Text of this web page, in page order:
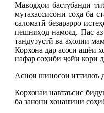
Маводҳои бастубанди
мутахассисони соҳа ба
саломатӣ безарарро
пешниҳод намояд. Пас аз
тандурустӣ ва аҳолии
Корхона дар асоси ашёи
нафар соҳиби ҷойи кори
Аснои шиносоӣ иттилоъ
Корхонаи навтаъсис
ба занони хонашини